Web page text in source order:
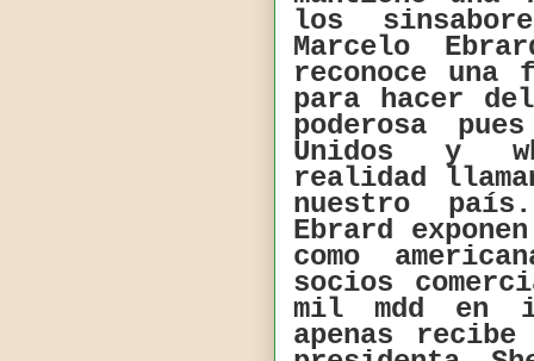
los
Marcelo
reconoce
para hacer
poderosa
Unidos y
realidad
nuestro
Ebrard
como
socios
mil mdd en
apenas